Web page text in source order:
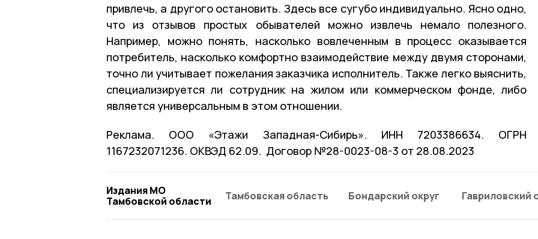
привлечь, а другого остановить. Здесь все сугубо индивидуально. Ясно одно,
что из отзывов простых обывателей можно извлечь немало полезного.
Например, можно понять, насколько вовлеченным в процесс оказывается
потребитель, насколько комфортно взаимодействие между двумя сторонами,
точно ли учитывает пожелания заказчика исполнитель. Также легко выяснить,
специализируется ли сотрудник на жилом или коммерческом фонде, либо
является универсальным в этом отношении.
Реклама. ООО «Этажи Западная-Сибирь». ИНН 7203386634. ОГРН
1167232071236. ОКВЭД 62.09. Договор №28-0023-08-3 от 28.08.2023
Издания МО
Тамбовской области
Тамбовская область Бондарский округ Гавриловский